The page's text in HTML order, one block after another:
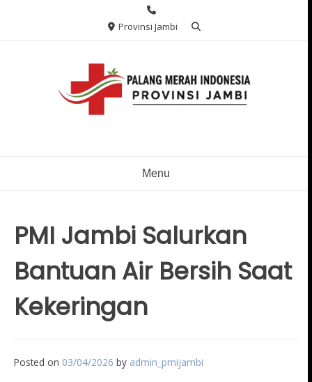
Provinsi Jambi
Menu
PMI Jambi Salurkan
Bantuan Air Bersih Saat
Kekeringan
Posted on 03/04/2026 by admin_pmijambi